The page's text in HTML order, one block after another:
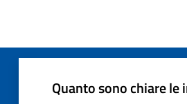
Quanto sono chiare